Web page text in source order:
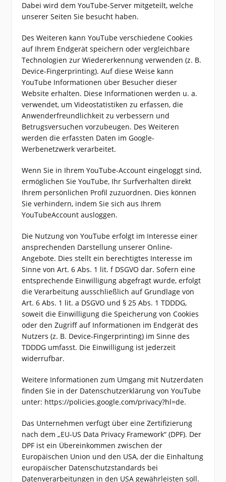
Dabei wird dem YouTube-Server mitgeteilt, welche
unserer Seiten Sie besucht haben.
Des Weiteren kann YouTube verschiedene Cookies
auf Ihrem Endgerät speichern oder vergleichbare
Technologien zur Wiedererkennung verwenden (z. B.
Device-Fingerprinting). Auf diese Weise kann
YouTube Informationen über Besucher dieser
Website erhalten. Diese Informationen werden u. a.
verwendet, um Videostatistiken zu erfassen, die
Anwenderfreundlichkeit zu verbessern und
Betrugsversuchen vorzubeugen. Des Weiteren
werden die erfassten Daten im Google-
Werbenetzwerk verarbeitet.
Wenn Sie in Ihrem YouTube-Account eingeloggt sind,
ermöglichen Sie YouTube, Ihr Surfverhalten direkt
Ihrem persönlichen Profil zuzuordnen. Dies können
Sie verhindern, indem Sie sich aus Ihrem
YouTubeAccount ausloggen.
Die Nutzung von YouTube erfolgt im Interesse einer
ansprechenden Darstellung unserer Online-
Angebote. Dies stellt ein berechtigtes Interesse im
Sinne von Art. 6 Abs. 1 lit. f DSGVO dar. Sofern eine
entsprechende Einwilligung abgefragt wurde, erfolgt
die Verarbeitung ausschließlich auf Grundlage von
Art. 6 Abs. 1 lit. a DSGVO und § 25 Abs. 1 TDDDG,
soweit die Einwilligung die Speicherung von Cookies
oder den Zugriff auf Informationen im Endgerät des
Nutzers (z. B. Device-Fingerprinting) im Sinne des
TDDDG umfasst. Die Einwilligung ist jederzeit
widerrufbar.
Weitere Informationen zum Umgang mit Nutzerdaten
finden Sie in der Datenschutzerklärung von YouTube
unter: https://policies.google.com/privacy?hl=de.
Das Unternehmen verfügt über eine Zertifizierung
nach dem „EU-US Data Privacy Framework“ (DPF). Der
DPF ist ein Übereinkommen zwischen der
Europäischen Union und den USA, der die Einhaltung
europäischer Datenschutzstandards bei
Datenverarbeitungen in den USA gewährleisten soll.